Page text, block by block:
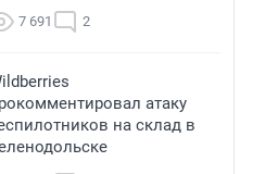
7 691 2
атаку
на склад в